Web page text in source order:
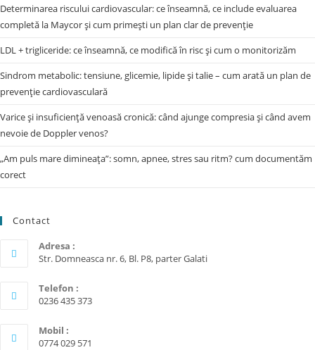
Determinarea riscului cardiovascular: ce înseamnă, ce include evaluarea
completă la Maycor și cum primești un plan clar de prevenție
LDL + trigliceride: ce înseamnă, ce modifică în risc și cum o monitorizăm
Sindrom metabolic: tensiune, glicemie, lipide și talie – cum arată un plan de
prevenție cardiovasculară
Varice și insuficiență venoasă cronică: când ajunge compresia și când avem
nevoie de Doppler venos?
„Am puls mare dimineața”: somn, apnee, stres sau ritm? cum documentăm
corect
Contact
Adresa :
Str. Domneasca nr. 6, Bl. P8, parter Galati
Telefon :
0236 435 373
Mobil :
0774 029 571